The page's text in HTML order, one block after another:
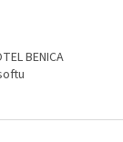
BENICA